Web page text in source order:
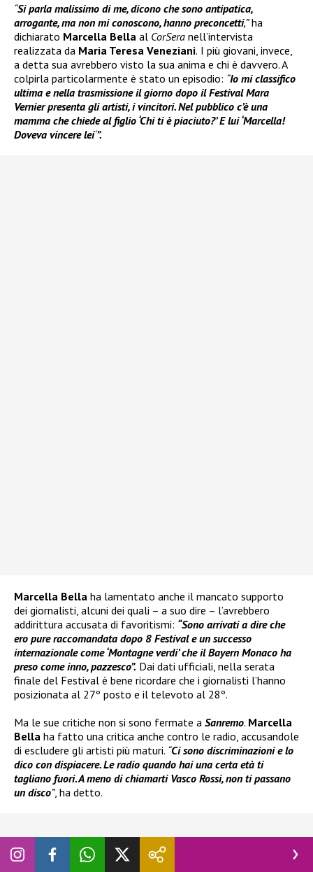
“Si parla malissimo di me, dicono che sono antipatica,
arrogante, ma non mi conoscono, hanno preconcetti,”ha
dichiarato Marcella Bella al CorSera nell’intervista
realizzata da Maria Teresa Veneziani. I più giovani, invece,
a detta sua avrebbero visto la sua anima e chi è davvero. A
colpirla particolarmente è stato un episodio: “Io mi classifico
ultima e nella trasmissione il giorno dopo il Festival Mara
Vernier presenta gli artisti, i vincitori. Nel pubblico c’è una
mamma che chiede al figlio ‘Chi ti è piaciuto?’ E lui ‘Marcella!
Doveva vincere lei‘”.
Marcella Bella ha lamentato anche il mancato supporto
dei giornalisti, alcuni dei quali – a suo dire – l’avrebbero
addirittura accusata di favoritismi: “Sono arrivati a dire che
ero pure raccomandata dopo 8 Festival e un successo
internazionale come ‘Montagne verdi’ che il Bayern Monaco ha
preso come inno, pazzesco”. Dai dati ufficiali, nella serata
finale del Festival è bene ricordare che i giornalisti l’hanno
posizionata al 27º posto e il televoto al 28º.
Ma le sue critiche non si sono fermate a Sanremo. Marcella
Bella ha fatto una critica anche contro le radio, accusandole
di escludere gli artisti più maturi. “Ci sono discriminazioni e lo
dico con dispiacere. Le radio quando hai una certa età ti
tagliano fuori. A meno di chiamarti Vasco Rossi, non ti passano
un disco”, ha detto.